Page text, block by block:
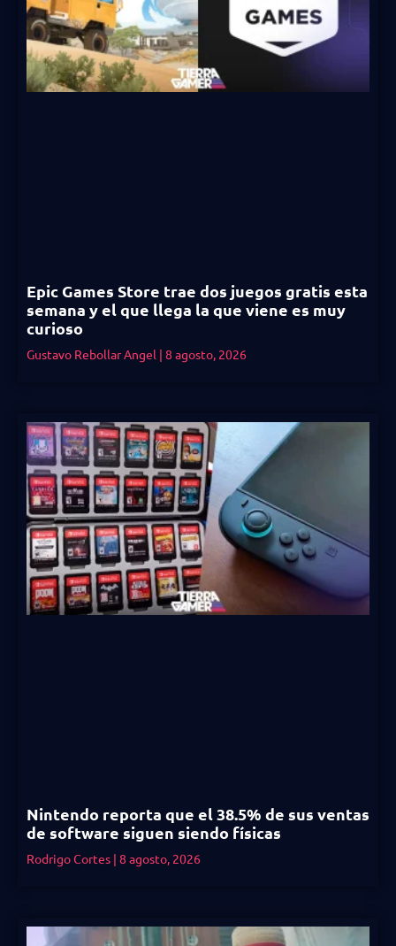
Epic Games Store trae dos juegos gratis esta
semana y el que llega la que viene es muy
curioso
Gustavo Rebollar Angel 8 agosto, 2026
Nintendo reporta que el 38.5% de sus ventas
de software siguen siendo físicas
Rodrigo Cortes 8 agosto, 2026